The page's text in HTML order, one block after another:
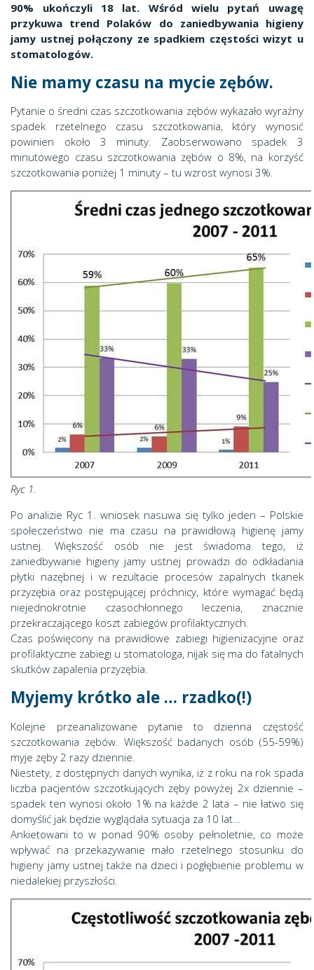
90% ukończyli 18 lat. Wśród wielu pytań uwagę
przykuwa trend Polaków do zaniedbywania higieny
jamy ustnej połączony ze spadkiem częstości wizyt u
stomatologów.
Nie mamy czasu na mycie zębów.
Pytanie o średni czas szczotkowania zębów wykazało wyraźny
spadek rzetelnego czasu szczotkowania, który wynosić
powinien około 3 minuty. Zaobserwowano spadek 3
minutowego czasu szczotkowania zębów o 8%, na korzyść
szczotkowania poniżej 1 minuty – tu wzrost wynosi 3%.
Ryc 1.
Po analizie Ryc 1. wniosek nasuwa się tylko jeden – Polskie
społeczeństwo nie ma czasu na prawidłową higienę jamy
ustnej. Większość osób nie jest świadoma tego, iż
zaniedbywanie higieny jamy ustnej prowadzi do odkładania
płytki nazębnej i w rezultacie procesów zapalnych tkanek
przyzębia oraz postępującej próchnicy, które wymagać będą
niejednokrotnie czasochłonnego leczenia, znacznie
przekraczającego koszt zabiegów profilaktycznych.
Czas poświęcony na prawidłowe zabiegi higienizacyjne oraz
profilaktyczne zabiegi u stomatologa, nijak się ma do fatalnych
skutków zapalenia przyzębia.
Myjemy krótko ale … rzadko(!)
Kolejne przeanalizowane pytanie to dzienna częstość
szczotkowania zębów. Większość badanych osób (55-59%)
myje zęby 2 razy dziennie.
Niestety, z dostępnych danych wynika, iż z roku na rok spada
liczba pacjentów szczotkujących zęby powyżej 2x dziennie –
spadek ten wynosi około 1% na każde 2 lata – nie łatwo się
domyślić jak będzie wyglądała sytuacja za 10 lat…
Ankietowani to w ponad 90% osoby pełnoletnie, co może
wpływać na przekazywanie mało rzetelnego stosunku do
higieny jamy ustnej także na dzieci i pogłębienie problemu w
niedalekiej przyszłości.